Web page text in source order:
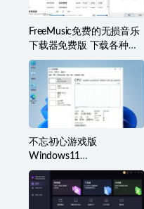
FreeMusic免费的无损音乐
下载器免费版 下载各种类
型音乐
不忘初心游戏版
Windows11
v25H2(26200.8973)无更新
[精简系统美化版]